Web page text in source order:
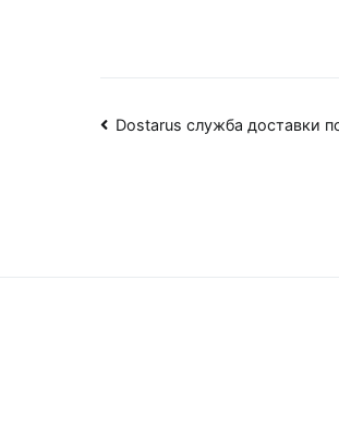
Навигация
Dostarus служба доставки